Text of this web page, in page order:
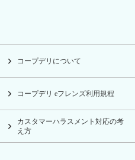
コープデリについて
コープデリ eフレンズ利用規程
カスタマーハラスメント対応の考
え方